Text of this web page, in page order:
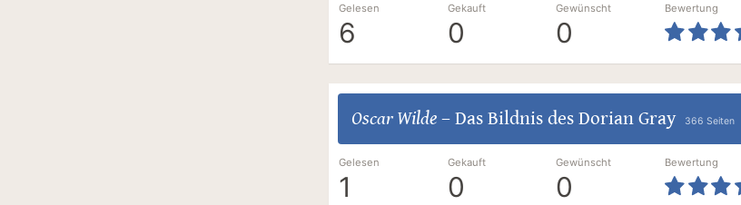
Gelesen
6
Gekauft
0
Gewünscht
0
Bewertung
Oscar Wilde– Das Bildnis des Dorian Gray 366 Seiten
Gelesen
1
Gekauft
0
Gewünscht
0
Bewertung